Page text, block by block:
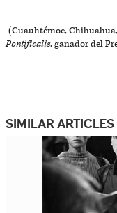
(Cuauhtémoc,
Pontificalis, ganador del
SIMILAR ARTICLES